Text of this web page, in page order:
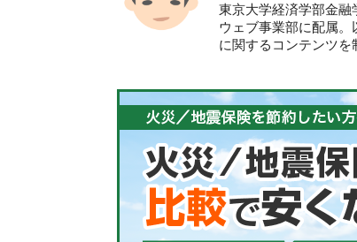
東京大学経済学部金
ウェブ事業部に配属
に関するコンテンツを